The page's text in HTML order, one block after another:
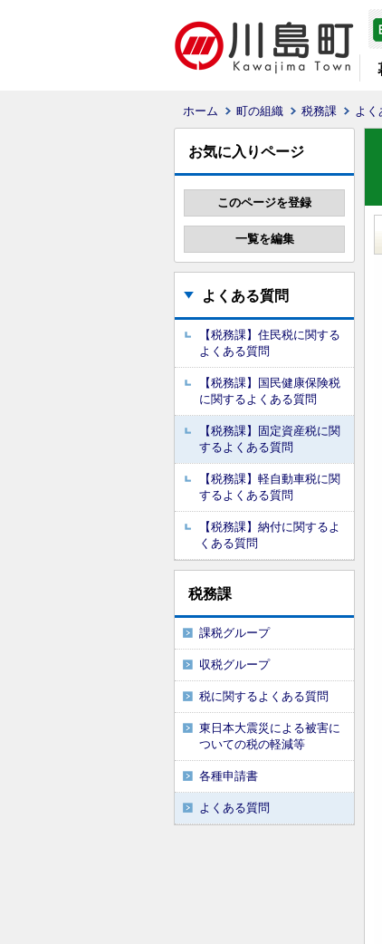
ホーム 町の組織 税務課 よく
お気に入りページ
よくある質問
【税務課】住民税に関する
よくある質問
【税務課】国民健康保険税
に関するよくある質問
【税務課】固定資産税に関
するよくある質問
【税務課】軽自動車税に関
するよくある質問
【税務課】納付に関するよ
くある質問
税務課
課税グループ
収税グループ
税に関するよくある質問
東日本大震災による被害に
ついての税の軽減等
各種申請書
よくある質問